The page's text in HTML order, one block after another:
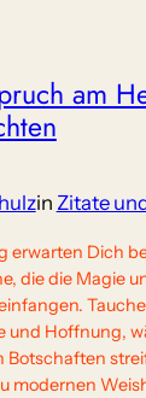
am
in Zitate
erwarten Dich
die die Magie
und Hoffnung,
modernen